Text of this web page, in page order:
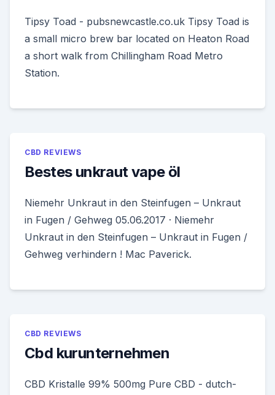
Tipsy Toad - pubsnewcastle.co.uk Tipsy Toad is
a small micro brew bar located on Heaton Road
a short walk from Chillingham Road Metro
Station.
CBD REVIEWS
Bestes unkraut vape öl
Niemehr Unkraut in den Steinfugen – Unkraut
in Fugen / Gehweg 05.06.2017 · Niemehr
Unkraut in den Steinfugen – Unkraut in Fugen /
Gehweg verhindern ! Mac Paverick.
CBD REVIEWS
Cbd kurunternehmen
CBD Kristalle 99% 500mg Pure CBD - dutch-